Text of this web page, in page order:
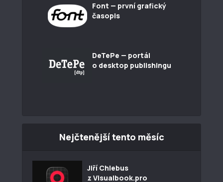
Font — první grafický
časopis
DeTePe — portál
o desktop publishingu
Nejčtenější tento měsíc
Jiří Chlebus
z Visualbook.pro